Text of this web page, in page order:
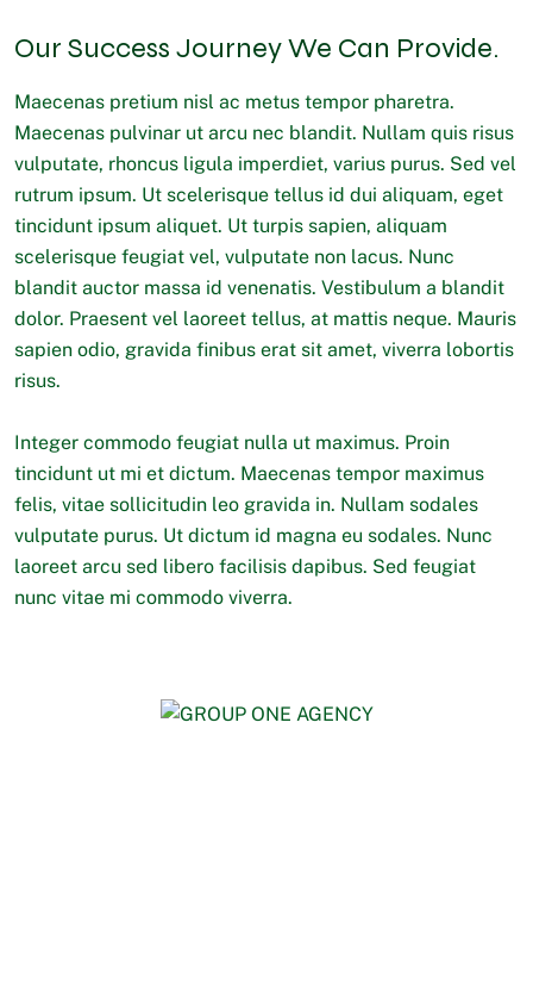
Our Success Journey We Can Provide.
Maecenas pretium nisl ac metus tempor pharetra.
Maecenas pulvinar ut arcu nec blandit. Nullam quis risus
vulputate, rhoncus ligula imperdiet, varius purus. Sed vel
rutrum ipsum. Ut scelerisque tellus id dui aliquam, eget
tincidunt ipsum aliquet. Ut turpis sapien, aliquam
scelerisque feugiat vel, vulputate non lacus. Nunc
blandit auctor massa id venenatis. Vestibulum a blandit
dolor. Praesent vel laoreet tellus, at mattis neque. Mauris
sapien odio, gravida finibus erat sit amet, viverra lobortis
risus.
Integer commodo feugiat nulla ut maximus. Proin
tincidunt ut mi et dictum. Maecenas tempor maximus
felis, vitae sollicitudin leo gravida in. Nullam sodales
vulputate purus. Ut dictum id magna eu sodales. Nunc
laoreet arcu sed libero facilisis dapibus. Sed feugiat
nunc vitae mi commodo viverra.